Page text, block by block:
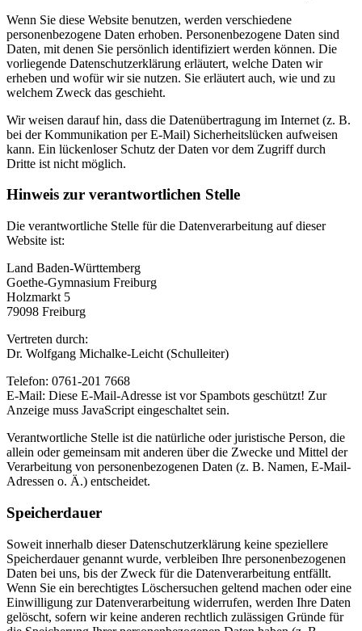
Wenn Sie diese Website benutzen, werden verschiedene
personenbezogene Daten erhoben. Personenbezogene Daten sind
Daten, mit denen Sie persönlich identifiziert werden können. Die
vorliegende Datenschutzerklärung erläutert, welche Daten wir
erheben und wofür wir sie nutzen. Sie erläutert auch, wie und zu
welchem Zweck das geschieht.
Wir weisen darauf hin, dass die Datenübertragung im Internet (z. B.
bei der Kommunikation per E-Mail) Sicherheitslücken aufweisen
kann. Ein lückenloser Schutz der Daten vor dem Zugriff durch
Dritte ist nicht möglich.
Hinweis zur verantwortlichen Stelle
Die verantwortliche Stelle für die Datenverarbeitung auf dieser
Website ist:
Land Baden-Württemberg
Goethe-Gymnasium Freiburg
Holzmarkt 5
79098 Freiburg
Vertreten durch:
Dr. Wolfgang Michalke-Leicht (Schulleiter)
Telefon: 0761-201 7668
E-Mail: Diese E-Mail-Adresse ist vor Spambots geschützt! Zur
Anzeige muss JavaScript eingeschaltet sein.
Verantwortliche Stelle ist die natürliche oder juristische Person, die
allein oder gemeinsam mit anderen über die Zwecke und Mittel der
Verarbeitung von personenbezogenen Daten (z. B. Namen, E-Mail-
Adressen o. Ä.) entscheidet.
Speicherdauer
Soweit innerhalb dieser Datenschutzerklärung keine speziellere
Speicherdauer genannt wurde, verbleiben Ihre personenbezogenen
Daten bei uns, bis der Zweck für die Datenverarbeitung entfällt.
Wenn Sie ein berechtigtes Löschersuchen geltend machen oder eine
Einwilligung zur Datenverarbeitung widerrufen, werden Ihre Daten
gelöscht, sofern wir keine anderen rechtlich zulässigen Gründe für